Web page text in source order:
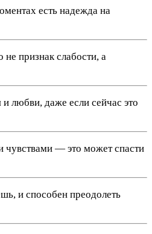
есть надежда на
признак слабости, а
любви, даже если сейчас это
чувствами — это может спасти
и способен преодолеть